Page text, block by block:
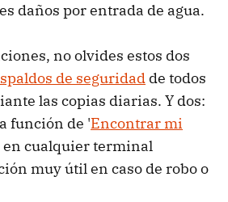
daños por entrada de agua.
no olvides estos dos
de seguridad de todos
las copias diarias. Y dos:
función de 'Encontrar mi
en cualquier terminal
muy útil en caso de robo o